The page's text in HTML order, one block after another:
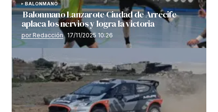
BALONMANO
Balonmano Lanzarote Ciudad de Arrecife
aplaca los nervios y logra la victoria
por Redacción 17/11/2025 10:26